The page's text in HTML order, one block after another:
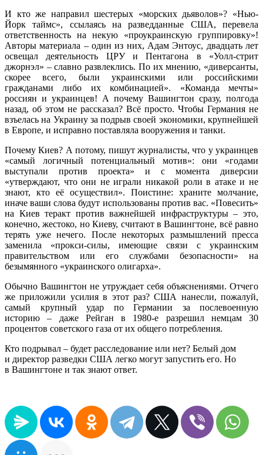
И кто же направил шестерых «морских дьяволов»? «Нью-
Йорк таймс», ссылаясь на разведданные США, перевела
ответственность на некую «проукраинскую группировку»!
Авторы материала – один из них, Адам Энтоус, двадцать лет
освещал деятельность ЦРУ и Пентагона в «Уолл-стрит
джорнэл» – славно развлеклись. По их мнению, «диверсанты,
скорее всего, были украинскими или российскими
гражданами либо их комбинацией». «Команда мечты»
россиян и украинцев! А почему Вашингтон сразу, полгода
назад, об этом не рассказал? Всё просто. Чтобы Германия не
взъелась на Украину за подрыв своей экономики, крупнейшей
в Европе, и исправно поставляла вооружения и танки.
Почему Киев? А потому, пишут журналисты, что у украинцев
«самый логичный потенциальный мотив»: они «годами
выступали против проекта» и с момента диверсии
«утверждают, что они не играли никакой роли в атаке и не
знают, кто её осуществил». Поистине: храните молчание,
иначе ваши слова будут использованы против вас. «Повесить»
на Киев теракт против важнейшей инфраструктуры – это,
конечно, жестоко, но Киеву, считают в Вашингтоне, всё равно
терять уже нечего. После некоторых размышлений пресса
заменила «прокси-силы, имеющие связи с украинским
правительством или его службами безопасности» на
безымянного «украинского олигарха».
Обычно Вашингтон не утруждает себя объяснениями. Отчего
же приложили усилия в этот раз? США нанесли, пожалуй,
самый крупный удар по Германии за послевоенную
историю – даже Рейган в 1980-е разрешил немцам 30
процентов советского газа от их общего потребления.
Кто подрывал – будет расследование или нет? Белый дом
и директор разведки США легко могут запустить его. Но
в Вашингтоне и так знают ответ.